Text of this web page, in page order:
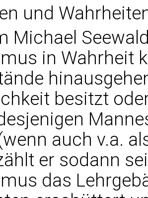
und
Michael
in Wahrheit
besitzt
auch v.a.
er sodann
das